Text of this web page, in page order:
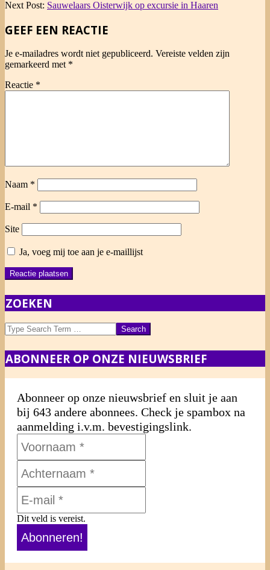
03
Next Post: Sauwelaars Oisterwijk op excursie in Haaren
GEEF EEN REACTIE
Je e-mailadres wordt niet gepubliceerd. Vereiste velden zijn
gemarkeerd met *
Reactie *
Naam *
E-mail *
Site
Ja, voeg mij toe aan je e-maillijst
ZOEKEN
Search
ABONNEER OP ONZE NIEUWSBRIEF
Abonneer op onze nieuwsbrief en sluit je aan
bij 643 andere abonnees. Check je spambox na
aanmelding i.v.m. bevestigingslink.
Dit veld is vereist.